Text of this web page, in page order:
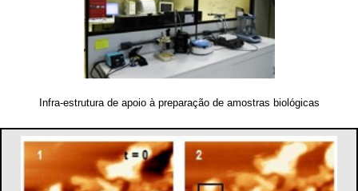
Infra-estrutura de apoio à preparação de amostras biológicas